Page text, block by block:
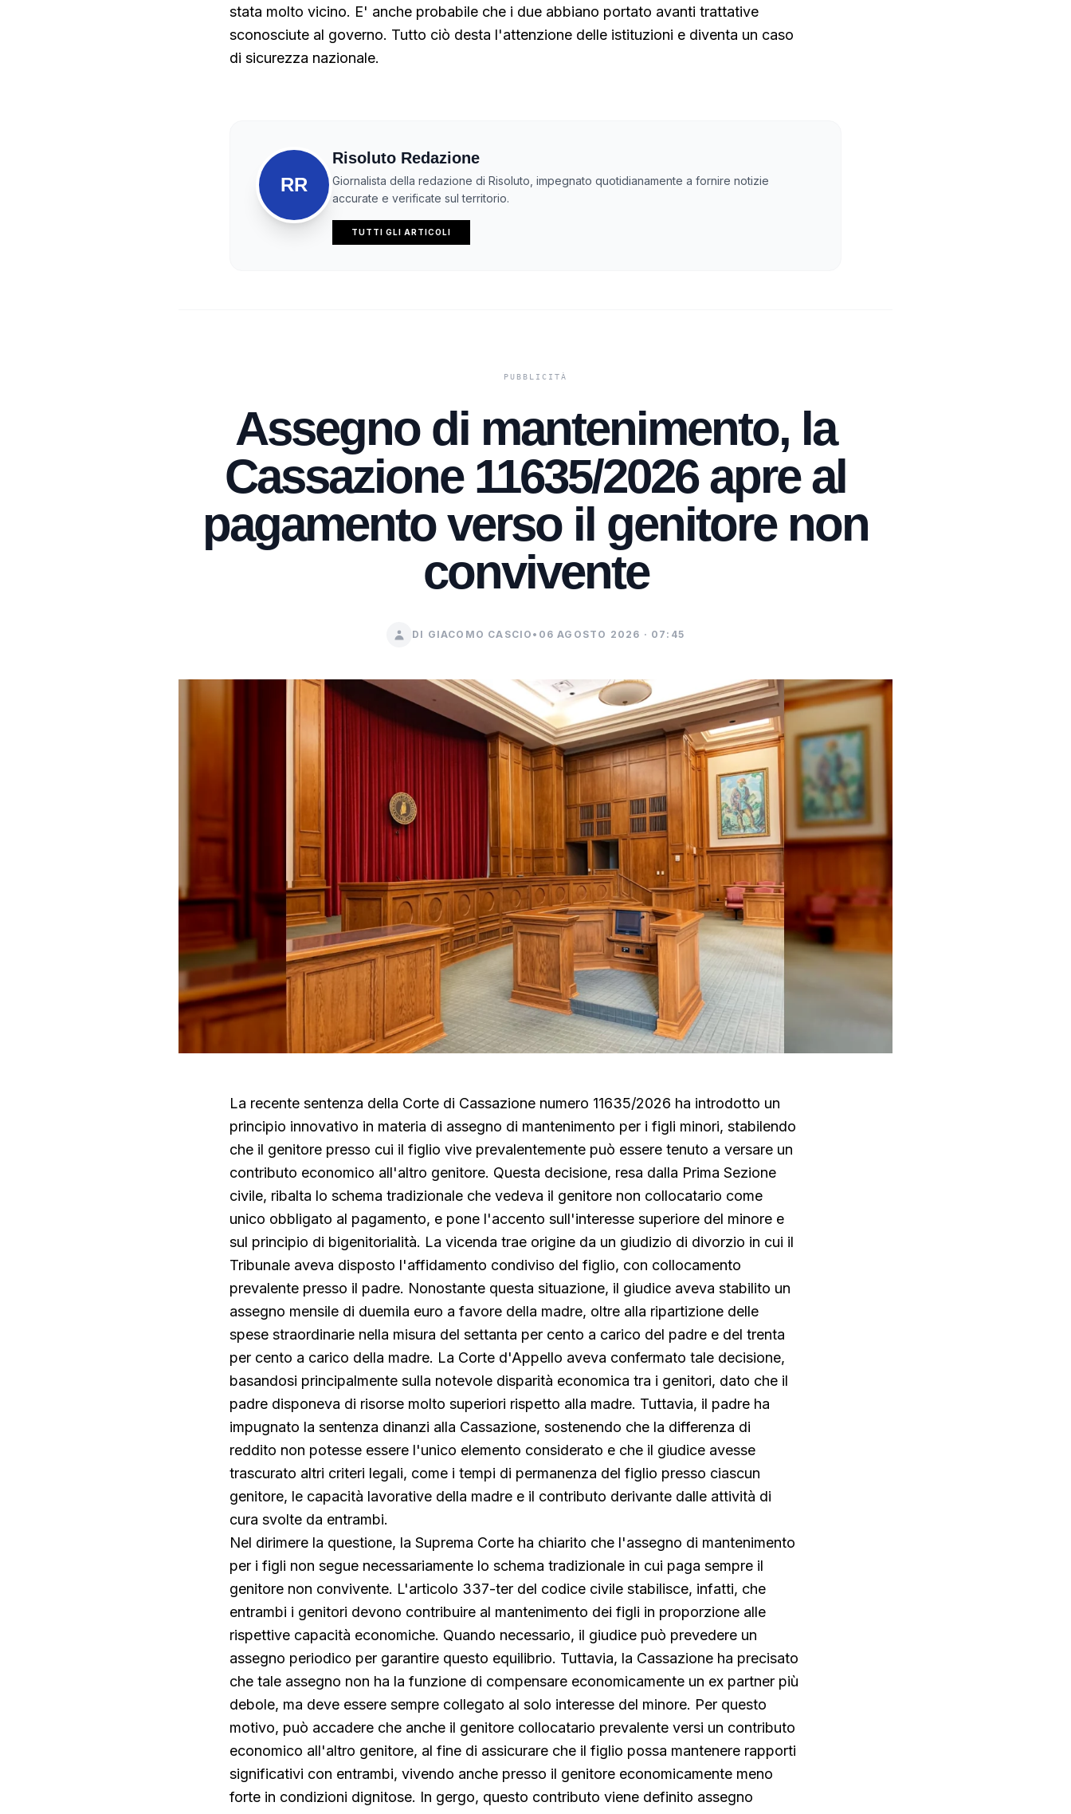
stata molto vicino. E' anche probabile che i due abbiano portato avanti trattative
sconosciute al governo. Tutto ciò desta l'attenzione delle istituzioni e diventa un caso
di sicurezza nazionale.
RR
Risoluto Redazione
Giornalista della redazione di Risoluto, impegnato quotidianamente a fornire notizie
accurate e verificate sul territorio.
TUTTI GLI ARTICOLI
Assegno di mantenimento, la
Cassazione 11635/2026 apre al
pagamento verso il genitore non
convivente
DI GIACOMO CASCIO • 06 AGOSTO 2026 · 07:45
La recente sentenza della Corte di Cassazione numero 11635/2026 ha introdotto un
principio innovativo in materia di assegno di mantenimento per i figli minori, stabilendo
che il genitore presso cui il figlio vive prevalentemente può essere tenuto a versare un
contributo economico all'altro genitore. Questa decisione, resa dalla Prima Sezione
civile, ribalta lo schema tradizionale che vedeva il genitore non collocatario come
unico obbligato al pagamento, e pone l'accento sull'interesse superiore del minore e
sul principio di bigenitorialità. La vicenda trae origine da un giudizio di divorzio in cui il
Tribunale aveva disposto l'affidamento condiviso del figlio, con collocamento
prevalente presso il padre. Nonostante questa situazione, il giudice aveva stabilito un
assegno mensile di duemila euro a favore della madre, oltre alla ripartizione delle
spese straordinarie nella misura del settanta per cento a carico del padre e del trenta
per cento a carico della madre. La Corte d'Appello aveva confermato tale decisione,
basandosi principalmente sulla notevole disparità economica tra i genitori, dato che il
padre disponeva di risorse molto superiori rispetto alla madre. Tuttavia, il padre ha
impugnato la sentenza dinanzi alla Cassazione, sostenendo che la differenza di
reddito non potesse essere l'unico elemento considerato e che il giudice avesse
trascurato altri criteri legali, come i tempi di permanenza del figlio presso ciascun
genitore, le capacità lavorative della madre e il contributo derivante dalle attività di
cura svolte da entrambi.
Nel dirimere la questione, la Suprema Corte ha chiarito che l'assegno di mantenimento
per i figli non segue necessariamente lo schema tradizionale in cui paga sempre il
genitore non convivente. L'articolo 337-ter del codice civile stabilisce, infatti, che
entrambi i genitori devono contribuire al mantenimento dei figli in proporzione alle
rispettive capacità economiche. Quando necessario, il giudice può prevedere un
assegno periodico per garantire questo equilibrio. Tuttavia, la Cassazione ha precisato
che tale assegno non ha la funzione di compensare economicamente un ex partner più
debole, ma deve essere sempre collegato al solo interesse del minore. Per questo
motivo, può accadere che anche il genitore collocatario prevalente versi un contributo
economico all'altro genitore, al fine di assicurare che il figlio possa mantenere rapporti
significativi con entrambi, vivendo anche presso il genitore economicamente meno
forte in condizioni dignitose. In gergo, questo contributo viene definito assegno